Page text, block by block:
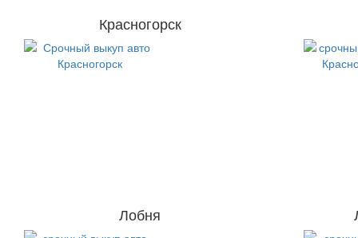
Красногорск
Лобня